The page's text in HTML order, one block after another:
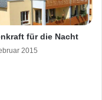
für die Nacht
2015